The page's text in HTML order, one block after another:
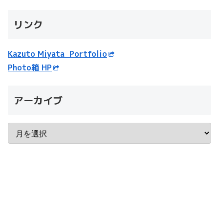
リンク
Kazuto Miyata Portfolio
Photo箱 HP
アーカイブ